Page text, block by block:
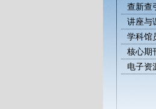
查新查
讲座与
学科馆
核心期
电子资